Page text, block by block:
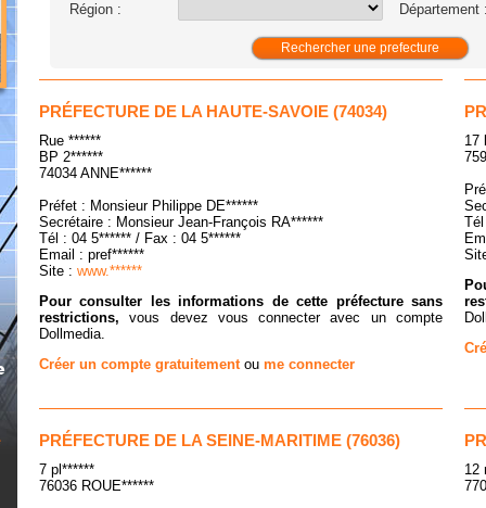
Région : Département
PRÉFECTURE DE LA HAUTE-SAVOIE (74034)
Rue ******
BP 2******
74034 ANNE******
Préfet : Monsieur Philippe DE******
Secrétaire : Monsieur Jean-François RA******
Tél : 04 5****** / Fax : 04 5******
Email : pref******
Site : www.******
Pour consulter les informations de cette préfecture sans
restrictions, vous devez vous connecter avec un compte
Dollmedia.
Créer un compte gratuitement ou me connecter
17
PRÉFECTURE DE LA SEINE-MARITIME (76036)
7 pl******
76036 ROUE******
12